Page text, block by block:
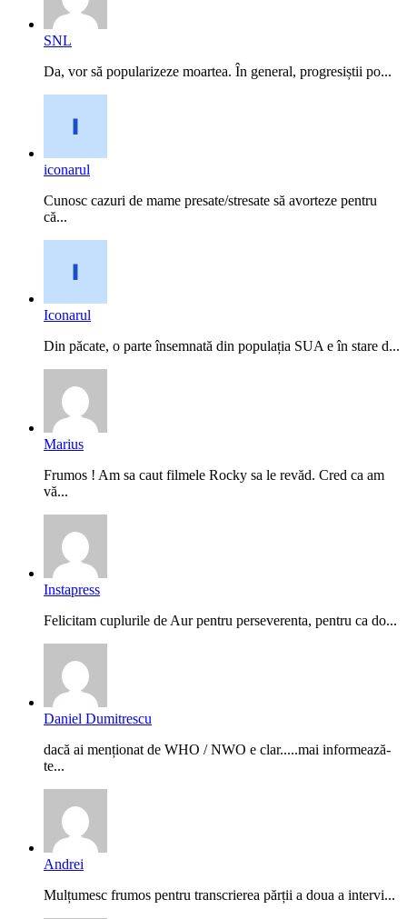
SNL
Da, vor să popularizeze moartea. În general, progresiștii po...
iconarul
Cunosc cazuri de mame presate/stresate să avorteze pentru
că...
Iconarul
Din păcate, o parte însemnată din populația SUA e în stare d...
Marius
Frumos ! Am sa caut filmele Rocky sa le revăd. Cred ca am
vă...
Instapress
Felicitam cuplurile de Aur pentru perseverenta, pentru ca do...
Daniel Dumitrescu
dacă ai menționat de WHO / NWO e clar.....mai informează-
te...
Andrei
Mulțumesc frumos pentru transcrierea părții a doua a intervi...